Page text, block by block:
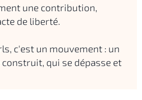
une contribution,
de liberté.
c'est un mouvement : un
qui se dépasse et